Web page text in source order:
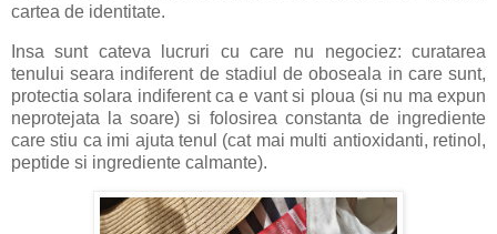
cartea de identitate.
Insa sunt cateva lucruri cu care nu negociez: curatarea
tenului seara indiferent de stadiul de oboseala in care sunt,
protectia solara indiferent ca e vant si ploua (si nu ma expun
neprotejata la soare) si folosirea constanta de ingrediente
care stiu ca imi ajuta tenul (cat mai multi antioxidanti, retinol,
peptide si ingrediente calmante).